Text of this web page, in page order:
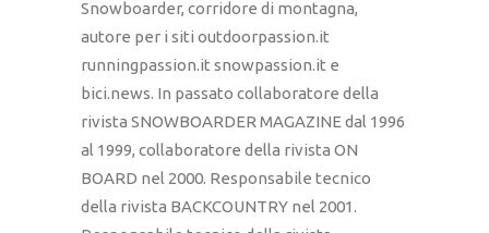
Snowboarder, corridore di montagna,
autore per i siti outdoorpassion.it
runningpassion.it snowpassion.it e
bici.news. In passato collaboratore della
rivista SNOWBOARDER MAGAZINE dal 1996
al 1999, collaboratore della rivista ON
BOARD nel 2000. Responsabile tecnico
della rivista BACKCOUNTRY nel 2001.